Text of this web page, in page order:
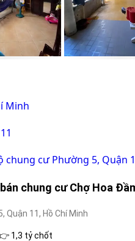
Minh
chung cư Phường 5, Quận
chung cư Chợ Hoa
Quận 11, Hồ Chí Minh
👉 1,3 tỷ chốt